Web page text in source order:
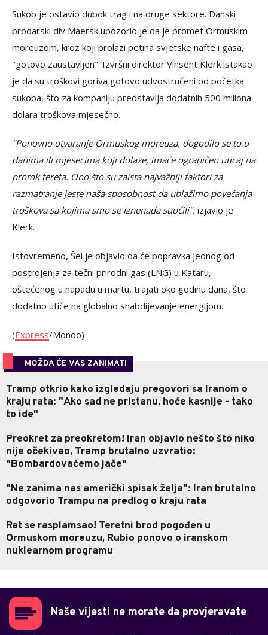
Sukob je ostavio dubok trag i na druge sektore. Danski
brodarski div Maersk upozorio je da je promet Ormuskim
moreuzom, kroz koji prolazi petina svjetske nafte i gasa,
"gotovo zaustavljen". Izvršni direktor Vinsent Klerk istakao
je da su troškovi goriva gotovo udvostručeni od početka
sukoba, što za kompaniju predstavlja dodatnih 500 miliona
dolara troškova mjesečno.
"Ponovno otvaranje Ormuskog moreuza, dogodilo se to u
danima ili mjesecima koji dolaze, imaće ograničen uticaj na
protok tereta. Ono što su zaista najvažniji faktori za
razmatranje jeste naša sposobnost da ublažimo povećanja
troškova sa kojima smo se iznenada suočili", izjavio je
Klerk.
Istovremeno, Šel je objavio da će popravka jednog od
postrojenja za tečni prirodni gas (LNG) u Kataru,
oštećenog u napadu u martu, trajati oko godinu dana, što
dodatno utiče na globalno snabdijevanje energijom.
(Express/Mondo)
MOŽDA ĆE VAS ZANIMATI
Tramp otkrio kako izgledaju pregovori sa Iranom o
kraju rata: "Ako sad ne pristanu, hoće kasnije - tako
to ide"
Preokret za preokretom! Iran objavio nešto što niko
nije očekivao, Tramp brutalno uzvratio:
"Bombardovaćemo jače"
"Ne zanima nas američki spisak želja": Iran brutalno
odgovorio Trampu na predlog o kraju rata
Rat se rasplamsao! Teretni brod pogođen u
Ormuskom moreuzu, Rubio ponovo o iranskom
nuklearnom programu
Naše vijesti ne morate da provjeravate